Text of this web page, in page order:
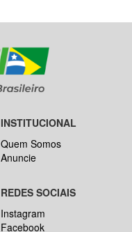
INSTITUCIONAL
Quem Somos
Anuncie
REDES SOCIAIS
Instagram
Facebook